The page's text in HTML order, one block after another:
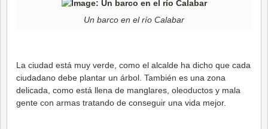
Un barco en el río Calabar
La ciudad está muy verde, como el alcalde ha dicho que cada
ciudadano debe plantar un árbol. También es una zona
delicada, como está llena de manglares, oleoductos y mala
gente con armas tratando de conseguir una vida mejor.